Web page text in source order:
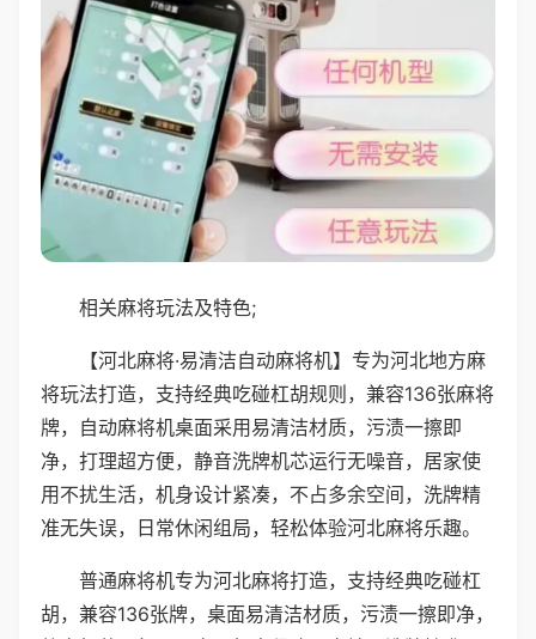
相关麻将玩法及特色;
【河北麻将·易清洁自动麻将机】专为河北地方麻
将玩法打造，支持经典吃碰杠胡规则，兼容136张麻将
牌，自动麻将机桌面采用易清洁材质，污渍一擦即
净，打理超方便，静音洗牌机芯运行无噪音，居家使
用不扰生活，机身设计紧凑，不占多余空间，洗牌精
准无失误，日常休闲组局，轻松体验河北麻将乐趣。
普通麻将机专为河北麻将打造，支持经典吃碰杠
胡，兼容136张牌，桌面易清洁材质，污渍一擦即净，